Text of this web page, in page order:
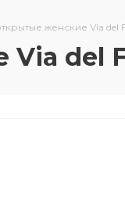
женские Via del
del